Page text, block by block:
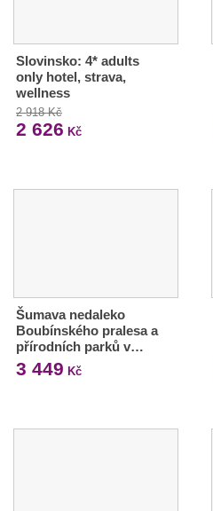
Slovinsko: 4* adults
only hotel, strava,
wellness
2 918 Kč
2 626 Kč
Šumava nedaleko
Boubínského pralesa a
přírodních parků v…
3 449 Kč